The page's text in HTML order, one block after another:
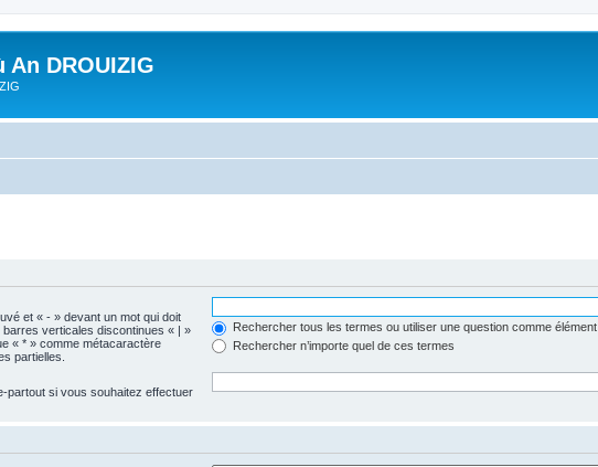
DROUIZIG
et « - » devant un mot qui doit
verticales discontinues « | »
« * » comme métacaractère
partielles.
Rechercher tous les termes ou utiliser une question comme élément
Rechercher n’importe quel de ces termes
partout si vous souhaitez effectuer